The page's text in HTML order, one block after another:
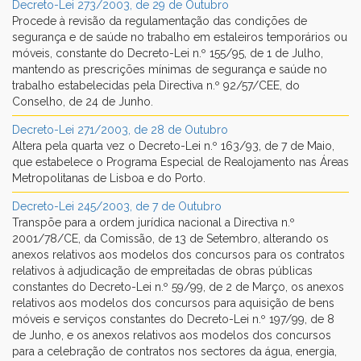
Decreto-Lei 273/2003, de 29 de Outubro
Procede à revisão da regulamentação das condições de
segurança e de saúde no trabalho em estaleiros temporários ou
móveis, constante do Decreto-Lei n.º 155/95, de 1 de Julho,
mantendo as prescrições mínimas de segurança e saúde no
trabalho estabelecidas pela Directiva n.º 92/57/CEE, do
Conselho, de 24 de Junho.
Decreto-Lei 271/2003, de 28 de Outubro
Altera pela quarta vez o Decreto-Lei n.º 163/93, de 7 de Maio,
que estabelece o Programa Especial de Realojamento nas Áreas
Metropolitanas de Lisboa e do Porto.
Decreto-Lei 245/2003, de 7 de Outubro
Transpõe para a ordem jurídica nacional a Directiva n.º
2001/78/CE, da Comissão, de 13 de Setembro, alterando os
anexos relativos aos modelos dos concursos para os contratos
relativos à adjudicação de empreitadas de obras públicas
constantes do Decreto-Lei n.º 59/99, de 2 de Março, os anexos
relativos aos modelos dos concursos para aquisição de bens
móveis e serviços constantes do Decreto-Lei n.º 197/99, de 8
de Junho, e os anexos relativos aos modelos dos concursos
para a celebração de contratos nos sectores da água, energia,